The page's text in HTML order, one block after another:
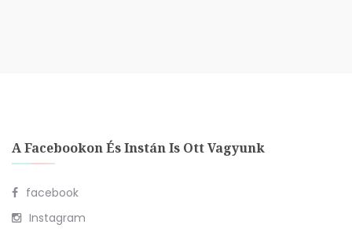
A Facebookon És Instán Is Ott Vagyunk
facebook
Instagram